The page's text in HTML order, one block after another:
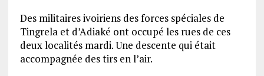
Des militaires ivoiriens des forces spéciales de
Tingrela et d’Adiaké ont occupé les rues de ces
deux localités mardi. Une descente qui était
accompagnée des tirs en l’air.